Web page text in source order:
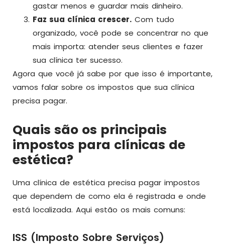
gastar menos e guardar mais dinheiro.
Faz sua clínica crescer. Com tudo
organizado, você pode se concentrar no que
mais importa: atender seus clientes e fazer
sua clínica ter sucesso.
Agora que você já sabe por que isso é importante,
vamos falar sobre os impostos que sua clínica
precisa pagar.
Quais são os principais
impostos para clínicas de
estética?
Uma clínica de estética precisa pagar impostos
que dependem de como ela é registrada e onde
está localizada. Aqui estão os mais comuns:
ISS (Imposto Sobre Serviços)